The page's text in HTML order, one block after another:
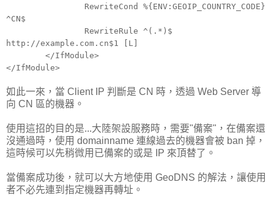
RewriteCond %{ENV:GEOIP_COUNTRY_CODE}
^CN$
RewriteRule ^(.*)$
http://example.com.cn$1 [L]
</IfModule>
</IfModule>
如此一來，當 Client IP 判斷是 CN 時，透過 Web Server 導
向 CN 區的機器。
使用這招的目的是...大陸架設服務時，需要"備案"，在備案還
沒通過時，使用 domainname 連線過去的機器會被 ban 掉，
這時候可以先稍微用已備案的或是 IP 來頂替了。
當備案成功後，就可以大方地使用 GeoDNS 的解法，讓使用
者不必先連到指定機器再轉址。